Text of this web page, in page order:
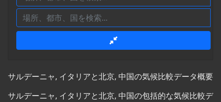
サルデーニャ, イタリアと北京, 中国の気候比較データ概要
サルデーニャ, イタリアと北京, 中国の包括的な気候比較デ